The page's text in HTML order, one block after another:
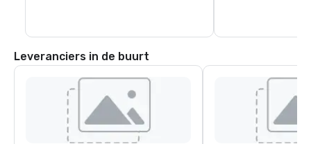
Leveranciers in de buurt